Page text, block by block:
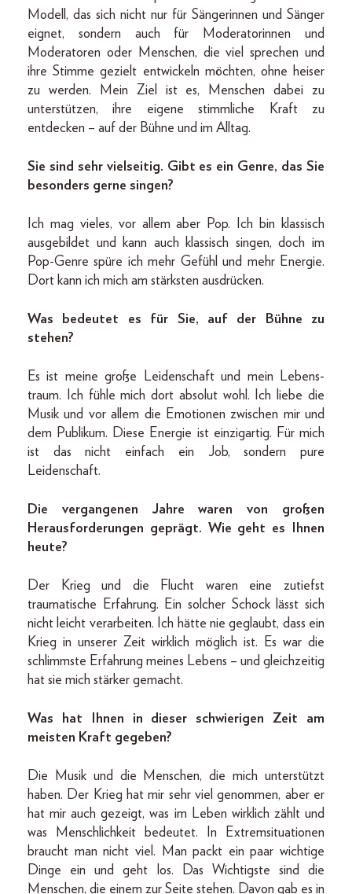
Modell, das sich nicht nur für Sängerinnen und Sänger
eignet, sondern auch für Moderatorinnen und
Moderatoren oder Menschen, die viel sprechen und
ihre Stimme gezielt entwickeln möchten, ohne heiser
zu werden. Mein Ziel ist es, Menschen dabei zu
unterstützen, ihre eigene stimmliche Kraft zu
entdecken – auf der Bühne und im Alltag.
Sie sind sehr vielseitig. Gibt es ein Genre, das Sie
besonders gerne singen?
Ich mag vieles, vor allem aber Pop. Ich bin klassisch
ausgebildet und kann auch klassisch singen, doch im
Pop-Genre spüre ich mehr Gefühl und mehr Energie.
Dort kann ich mich am stärksten ausdrücken.
Was bedeutet es für Sie, auf der Bühne zu
stehen?
Es ist meine große Leidenschaft und mein Lebens-
traum. Ich fühle mich dort absolut wohl. Ich liebe die
Musik und vor allem die Emotionen zwischen mir und
dem Publikum. Diese Energie ist einzigartig. Für mich
ist das nicht einfach ein Job, sondern pure
Leidenschaft.
Die vergangenen Jahre waren von großen
Herausforderungen geprägt. Wie geht es Ihnen
heute?
Der Krieg und die Flucht waren eine zutiefst
traumatische Erfahrung. Ein solcher Schock lässt sich
nicht leicht verarbeiten. Ich hätte nie geglaubt, dass ein
Krieg in unserer Zeit wirklich möglich ist. Es war die
schlimmste Erfahrung meines Lebens – und gleichzeitig
hat sie mich stärker gemacht.
Was hat Ihnen in dieser schwierigen Zeit am
meisten Kraft gegeben?
Die Musik und die Menschen, die mich unterstützt
haben. Der Krieg hat mir sehr viel genommen, aber er
hat mir auch gezeigt, was im Leben wirklich zählt und
was Menschlichkeit bedeutet. In Extremsituationen
braucht man nicht viel. Man packt ein paar wichtige
Dinge ein und geht los. Das Wichtigste sind die
Menschen, die einem zur Seite stehen. Davon gab es in